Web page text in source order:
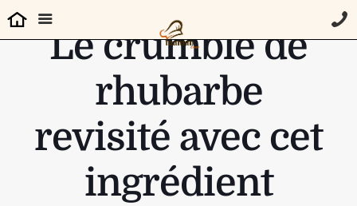
Le crumble de
rhubarbe
revisité avec cet
ingrédient